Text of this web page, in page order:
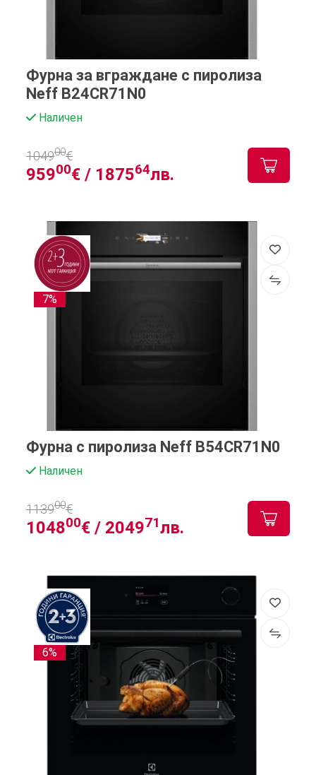
Фурна за вграждане с пиролиза
Neff B24CR71N0
Наличен
95900€ / 187564лв.
104900€
7%
Фурна с пиролиза Neff B54CR71N0
Наличен
104800€ / 204971лв.
113900€
6%